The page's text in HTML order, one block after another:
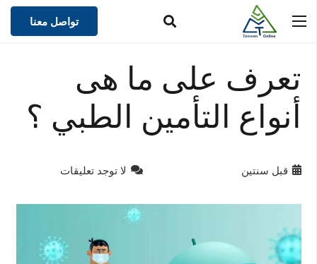
تواصل معنا
تعرف على ما هى
أنواع التأمين الطبي ؟
قبل سنتين لا توجد تعليقات